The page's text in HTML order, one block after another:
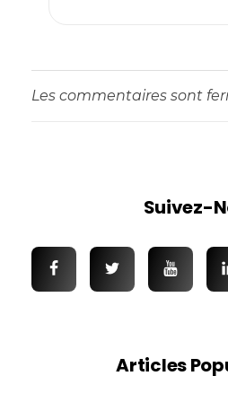
Les commentaires sont
Suivez-
Articles